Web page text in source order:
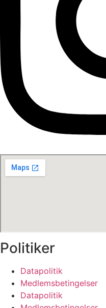
Politiker
Datapolitik
Medlemsbetingelser
Datapolitik